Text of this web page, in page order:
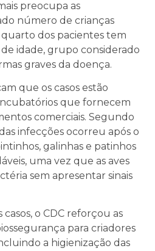
preocupa as
número de crianças
dos pacientes tem
idade, grupo considerado
graves da doença.
que os casos estão
que fornecem
comerciais. Segundo
infecções ocorreu após o
galinhas e patinhos
uma vez que as aves
sem apresentar sinais
o CDC reforçou as
para criadores
a higienização das